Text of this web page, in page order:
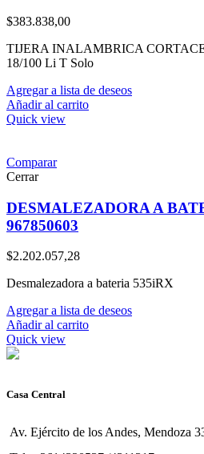
$383.838,00
TIJERA INALAMBRICA
18/100 Li T Solo
Agregar a lista de deseos
Añadir al carrito
Quick view
Comparar
Cerrar
DESMALEZADORA A
967850603
$2.202.057,28
Desmalezadora a bateria 535iRX
Agregar a lista de deseos
Añadir al carrito
Quick view
Casa Central
Av. Ejército de los Andes, Mendoza